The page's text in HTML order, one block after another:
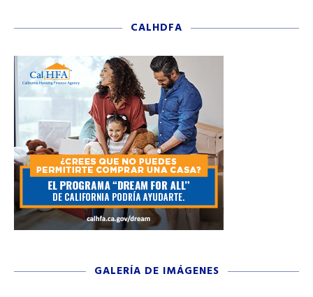
CALHDFA
GALERÍA DE IMÁGENES